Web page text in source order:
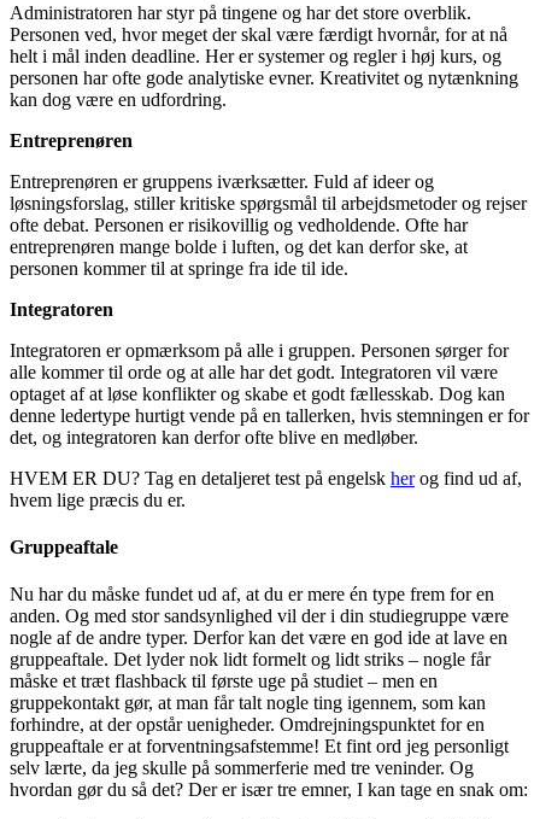
Administratoren har styr på tingene og har det store overblik.
Personen ved, hvor meget der skal være færdigt hvornår, for at nå
helt i mål inden deadline. Her er systemer og regler i høj kurs, og
personen har ofte gode analytiske evner. Kreativitet og nytænkning
kan dog være en udfordring.
Entreprenøren
Entreprenøren er gruppens iværksætter. Fuld af ideer og
løsningsforslag, stiller kritiske spørgsmål til arbejdsmetoder og rejser
ofte debat. Personen er risikovillig og vedholdende. Ofte har
entreprenøren mange bolde i luften, og det kan derfor ske, at
personen kommer til at springe fra ide til ide.
Integratoren
Integratoren er opmærksom på alle i gruppen. Personen sørger for
alle kommer til orde og at alle har det godt. Integratoren vil være
optaget af at løse konflikter og skabe et godt fællesskab. Dog kan
denne ledertype hurtigt vende på en tallerken, hvis stemningen er for
det, og integratoren kan derfor ofte blive en medløber.
HVEM ER DU? Tag en detaljeret test på engelsk herog find ud af,
hvem lige præcis du er.
Gruppeaftale
Nu har du måske fundet ud af, at du er mere én type frem for en
anden. Og med stor sandsynlighed vil der i din studiegruppe være
nogle af de andre typer. Derfor kan det være en god ide at lave en
gruppeaftale. Det lyder nok lidt formelt og lidt striks – nogle får
måske et træt flashback til første uge på studiet – men en
gruppekontakt gør, at man får talt nogle ting igennem, som kan
forhindre, at der opstår uenigheder. Omdrejningspunktet for en
gruppeaftale er at forventningsafstemme! Et fint ord jeg personligt
selv lærte, da jeg skulle på sommerferie med tre veninder. Og
hvordan gør du så det? Der er især tre emner, I kan tage en snak om: